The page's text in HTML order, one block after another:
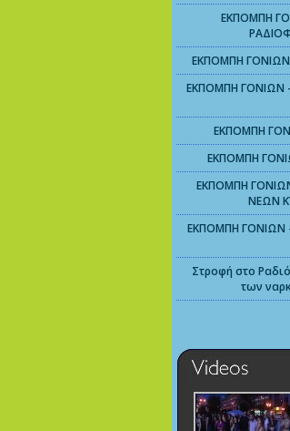
ΕΚΠΟΜΠΗ
ΕΚΠΟΜΠΗ ΓΟΝΙΩΝ
ΕΚΠΟΜΠΗ ΓΟΝΙΩΝ -
ΕΚΠΟΜΠΗ
ΕΚΠΟΜΠΗ
ΕΚΠΟΜΠΗ
ΝΕΩΝ
ΕΚΠΟΜΠΗ ΓΟΝΙΩΝ
Στροφή στο
των